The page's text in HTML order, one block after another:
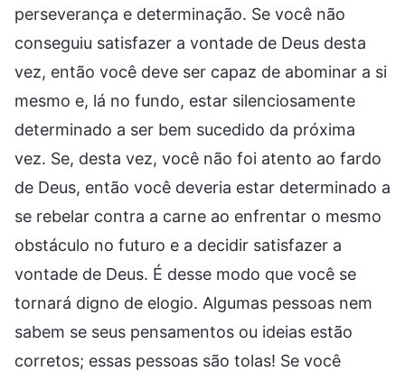
perseverança e determinação. Se você não
conseguiu satisfazer a vontade de Deus desta
vez, então você deve ser capaz de abominar a si
mesmo e, lá no fundo, estar silenciosamente
determinado a ser bem sucedido da próxima
vez. Se, desta vez, você não foi atento ao fardo
de Deus, então você deveria estar determinado a
se rebelar contra a carne ao enfrentar o mesmo
obstáculo no futuro e a decidir satisfazer a
vontade de Deus. É desse modo que você se
tornará digno de elogio. Algumas pessoas nem
sabem se seus pensamentos ou ideias estão
corretos; essas pessoas são tolas! Se você